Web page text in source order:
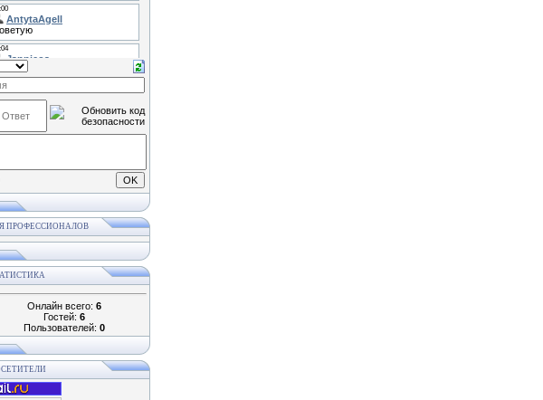
ПРОФЕССИОНАЛОВ
Онлайн всего: 6
Гостей: 6
Пользователей: 0